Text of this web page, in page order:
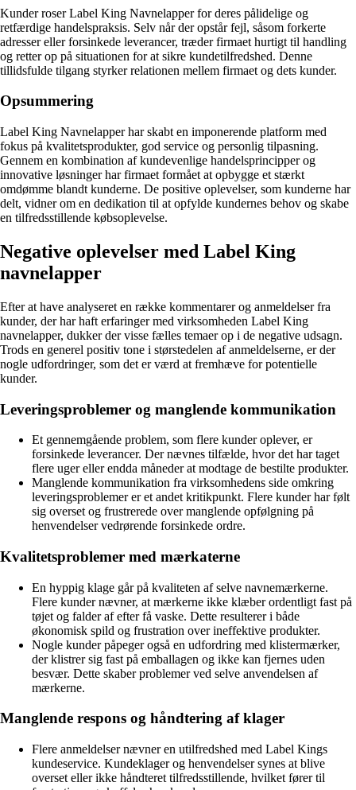
Kunder roser Label King Navnelapper for deres pålidelige og
retfærdige handelspraksis. Selv når der opstår fejl, såsom forkerte
adresser eller forsinkede leverancer, træder firmaet hurtigt til handling
og retter op på situationen for at sikre kundetilfredshed. Denne
tillidsfulde tilgang styrker relationen mellem firmaet og dets kunder.
Opsummering
Label King Navnelapper har skabt en imponerende platform med
fokus på kvalitetsprodukter, god service og personlig tilpasning.
Gennem en kombination af kundevenlige handelsprincipper og
innovative løsninger har firmaet formået at opbygge et stærkt
omdømme blandt kunderne. De positive oplevelser, som kunderne har
delt, vidner om en dedikation til at opfylde kundernes behov og skabe
en tilfredsstillende købsoplevelse.
Negative oplevelser med Label King
navnelapper
Efter at have analyseret en række kommentarer og anmeldelser fra
kunder, der har haft erfaringer med virksomheden Label King
navnelapper, dukker der visse fælles temaer op i de negative udsagn.
Trods en generel positiv tone i størstedelen af anmeldelserne, er der
nogle udfordringer, som det er værd at fremhæve for potentielle
kunder.
Leveringsproblemer og manglende kommunikation
Et gennemgående problem, som flere kunder oplever, er
forsinkede leverancer. Der nævnes tilfælde, hvor det har taget
flere uger eller endda måneder at modtage de bestilte produkter.
Manglende kommunikation fra virksomhedens side omkring
leveringsproblemer er et andet kritikpunkt. Flere kunder har følt
sig overset og frustrerede over manglende opfølgning på
henvendelser vedrørende forsinkede ordre.
Kvalitetsproblemer med mærkaterne
En hyppig klage går på kvaliteten af selve navnemærkerne.
Flere kunder nævner, at mærkerne ikke klæber ordentligt fast på
tøjet og falder af efter få vaske. Dette resulterer i både
økonomisk spild og frustration over ineffektive produkter.
Nogle kunder påpeger også en udfordring med klistermærker,
der klistrer sig fast på emballagen og ikke kan fjernes uden
besvær. Dette skaber problemer ved selve anvendelsen af
mærkerne.
Manglende respons og håndtering af klager
Flere anmeldelser nævner en utilfredshed med Label Kings
kundeservice. Kundeklager og henvendelser synes at blive
overset eller ikke håndteret tilfredsstillende, hvilket fører til